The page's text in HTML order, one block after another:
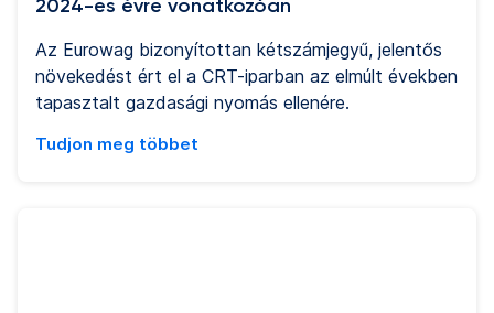
2024-es évre vonatkozóan
Az Eurowag bizonyítottan kétszámjegyű, jelentős
növekedést ért el a CRT-iparban az elmúlt években
tapasztalt gazdasági nyomás ellenére.
Tudjon meg többet